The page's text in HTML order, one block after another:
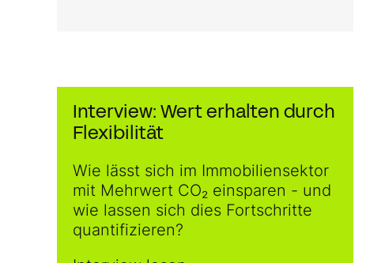
Interview: Wert erhalten durch
Flexibilität
Wie lässt sich im Immobiliensektor
mit Mehrwert CO₂ einsparen - und
wie lassen sich dies Fortschritte
quantifizieren?